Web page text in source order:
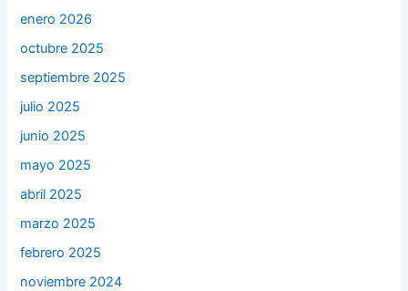
enero 2026
octubre 2025
septiembre 2025
julio 2025
junio 2025
mayo 2025
abril 2025
marzo 2025
febrero 2025
noviembre 2024